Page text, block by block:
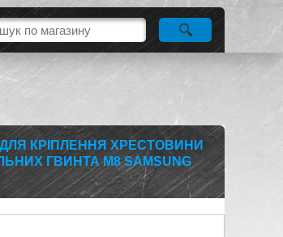
КРІПЛЕННЯ ХРЕСТОВИНИ
ГВИНТА M8 SAMSUNG